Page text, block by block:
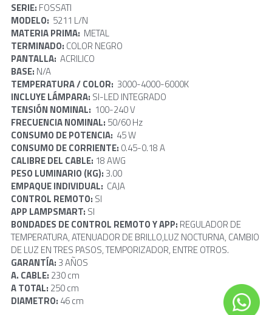
SERIE: FOSSATI
MODELO: 5211 L/N
MATERIA PRIMA: METAL
TERMINADO: COLOR NEGRO
PANTALLA: ACRILICO
BASE: N/A
TEMPERATURA / COLOR: 3000-4000-6000K
INCLUYE LÁMPARA: SI-LED INTEGRADO
TENSIÓN NOMINAL: 100-240 V
FRECUENCIA NOMINAL: 50/60 Hz
CONSUMO DE POTENCIA: 45 W
CONSUMO DE CORRIENTE: 0.45-0.18 A
CALIBRE DEL CABLE: 18 AWG
PESO LUMINARIO (KG): 3.00
EMPAQUE INDIVIDUAL: CAJA
CONTROL REMOTO: SI
APP LAMPSMART: SI
BONDADES DE CONTROL REMOTO Y APP: REGULADOR DE
TEMPERATURA, ATENUADOR DE BRILLO,LUZ NOCTURNA, CAMBIO
DE LUZ EN TRES PASOS, TEMPORIZADOR, ENTRE OTROS.
GARANTÍA: 3 AÑOS
A. CABLE: 230 cm
A TOTAL: 250 cm
DIAMETRO: 46 cm